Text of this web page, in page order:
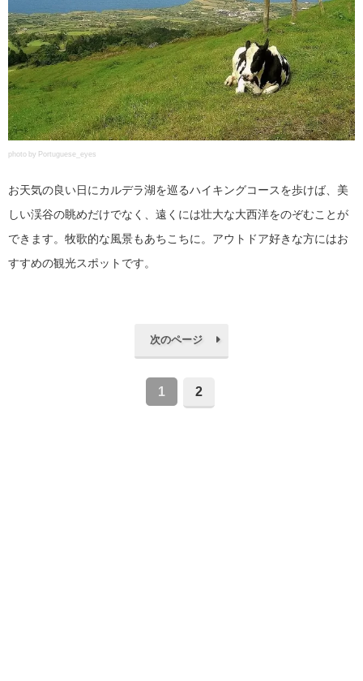
photo by Portuguese_eyes
お天気の良い日にカルデラ湖を巡るハイキングコースを歩けば、美
しい渓谷の眺めだけでなく、遠くには壮大な大西洋をのぞむことが
できます。牧歌的な風景もあちこちに。アウトドア好きな方にはお
すすめの観光スポットです。
次のページ
1 2